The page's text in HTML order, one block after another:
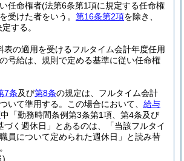
任命権者(法第6条第1項に規定する任命権
受けた者をいう。 第16条第2項を除き、
する。
表の適用を受けるフルタイム会計年度任用
号給は、規則で定める基準に従い任命権
7条及び第8条の規定は、フルタイム会計
いて準用する。
この場合において、 給与
中「勤務時間条例第3条第1項、第4条及び
づく週休日」とあるのは、「当該フルタイ
員について定められた週休日」と読み替
)